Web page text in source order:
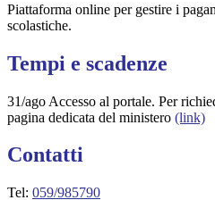
Piattaforma online per gestire i
scolastiche.
Tempi e scadenze
31/ago Accesso al portale. Per
pagina dedicata del ministero (link)
Contatti
Tel: 059/985790